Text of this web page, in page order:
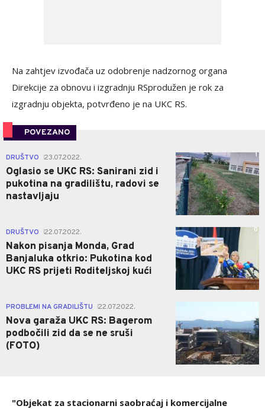
Na zahtjev izvođača uz odobrenje nadzornog organa
Direkcije za obnovu i izgradnju RSprodužen je rok za
izgradnju objekta, potvrđeno je na UKC RS.
POVEZANO
DRUŠTVO 23.07.2022.
Oglasio se UKC RS: Sanirani zid i
pukotina na gradilištu, radovi se
nastavljaju
1
DRUŠTVO 22.07.2022.
Nakon pisanja Monda, Grad
Banjaluka otkrio: Pukotina kod
UKC RS prijeti Roditeljskoj kući
0
PROBLEMI NA GRADILIŠTU 22.07.2022.
Nova garaža UKC RS: Bagerom
podbočili zid da se ne sruši
(FOTO)
5
"Objekat za stacionarni saobraćaj i komercijalne